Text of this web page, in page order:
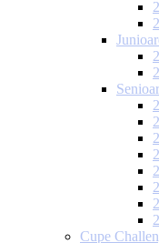
Cupe